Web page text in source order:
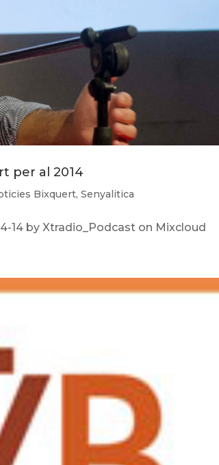
per al 2014
Bixquert,Senyalitica
14 by Xtradio_Podcast on Mixcloud